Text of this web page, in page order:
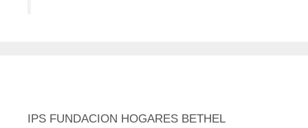
IPS FUNDACION HOGARES BETHEL